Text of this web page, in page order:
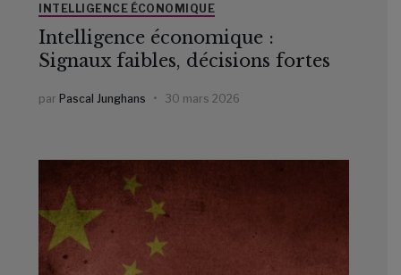
INTELLIGENCE ÉCONOMIQUE
Intelligence économique :
Signaux faibles, décisions fortes
par Pascal Junghans 30 mars 2026